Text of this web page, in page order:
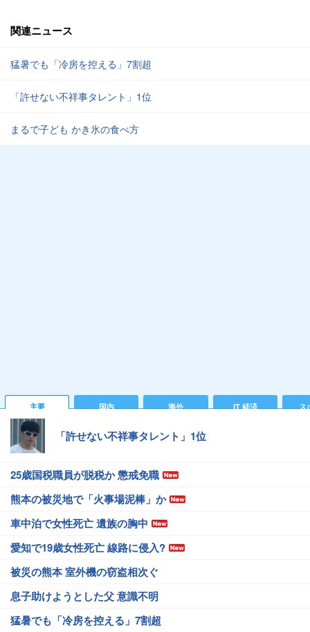
関連ニュース
猛暑でも「冷房を控える」7割超
「許せない不祥事タレント」1位
まるで子ども かき氷の食べ方
主要 国内 海外 IT 経済 ス
「許せない不祥事タレント」1位
25歳国税職員が脱税か 懲戒免職
熊本の被災地で「火事場泥棒」か
車中泊で女性死亡 遺族の胸中
愛知で19歳女性死亡 線路に侵入?
被災の熊本 室外機の窃盗相次ぐ
息子助けようとした父 意識不明
猛暑でも「冷房を控える」7割超